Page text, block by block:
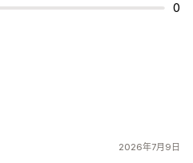
0
2026年7月9日